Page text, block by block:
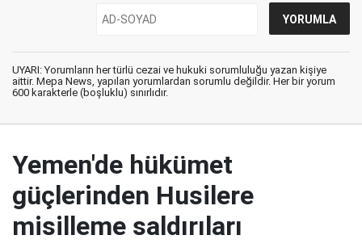
UYARI: Yorumların her türlü cezai ve hukuki sorumluluğu yazan kişiye
aittir. Mepa News, yapılan yorumlardan sorumlu değildir. Her bir yorum
600 karakterle (boşluklu) sınırlıdır.
Yemen'de hükümet
güçlerinden Husilere
misilleme saldırıları